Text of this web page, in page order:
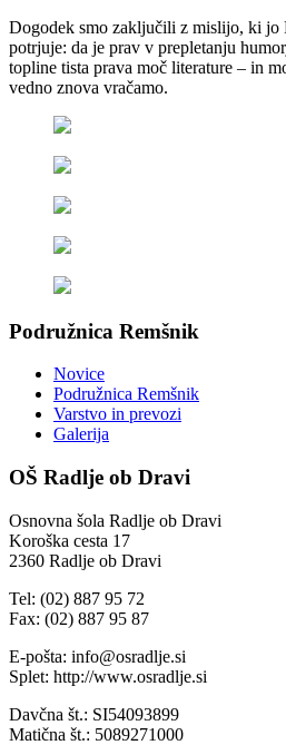
Dogodek smo zaključili z mislijo, ki jo
potrjuje: da je prav v prepletanju
topline tista prava moč literature – in
vedno znova vračamo.
Podružnica Remšnik
Novice
Podružnica Remšnik
Varstvo in prevozi
Galerija
OŠ Radlje ob Dravi
Osnovna šola Radlje ob Dravi
Koroška cesta 17
2360 Radlje ob Dravi
Tel: (02) 887 95 72
Fax: (02) 887 95 87
E-pošta: info@osradlje.si
Splet: http://www.osradlje.si
Davčna št.: SI54093899
Matična št.: 5089271000